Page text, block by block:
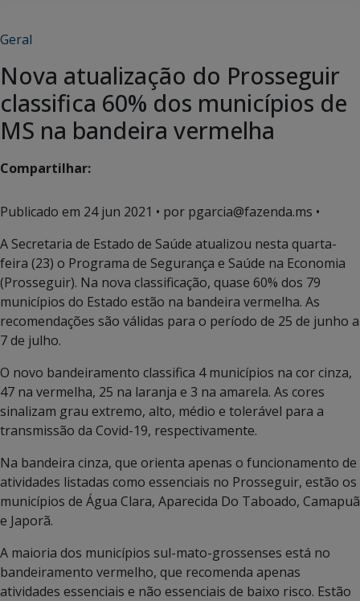
Geral
Nova atualização do Prosseguir
classifica 60% dos municípios de
MS na bandeira vermelha
Compartilhar:
Publicado em 24 jun 2021 • por pgarcia@fazenda.ms •
A Secretaria de Estado de Saúde atualizou nesta quarta-
feira (23) o Programa de Segurança e Saúde na Economia
(Prosseguir). Na nova classificação, quase 60% dos 79
municípios do Estado estão na bandeira vermelha. As
recomendações são válidas para o período de 25 de junho a
7 de julho.
O novo bandeiramento classifica 4 municípios na cor cinza,
47 na vermelha, 25 na laranja e 3 na amarela. As cores
sinalizam grau extremo, alto, médio e tolerável para a
transmissão da Covid-19, respectivamente.
Na bandeira cinza, que orienta apenas o funcionamento de
atividades listadas como essenciais no Prosseguir, estão os
municípios de Água Clara, Aparecida Do Taboado, Camapuã
e Japorã.
A maioria dos municípios sul-mato-grossenses está no
bandeiramento vermelho, que recomenda apenas
atividades essenciais e não essenciais de baixo risco. Estão